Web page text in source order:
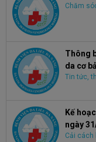
Chăm
Thông
da cơ
Tin tức,
Kế
ngày
Cải cách